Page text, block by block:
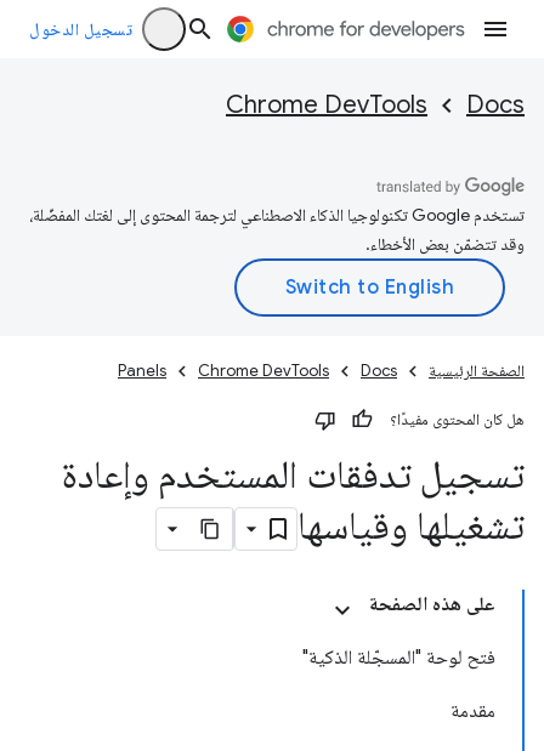
تسجيل الدخول
Docs
Chrome DevTools
تستخدم Google تكنولوجيا الذكاء الاصطناعي لترجمة المحتوى إلى لغتك المفضّلة،
وقد تتضمّن بعض الأخطاء.
الصفحة الرئيسية Docs
Chrome DevTools
Panels
هل كان المحتوى مفيدًا؟
تسجيل تدفقات المستخدم وإعادة
تشغيلها وقياسها
على هذه الصفحة
فتح لوحة "المسجّلة الذكية"
مقدمة